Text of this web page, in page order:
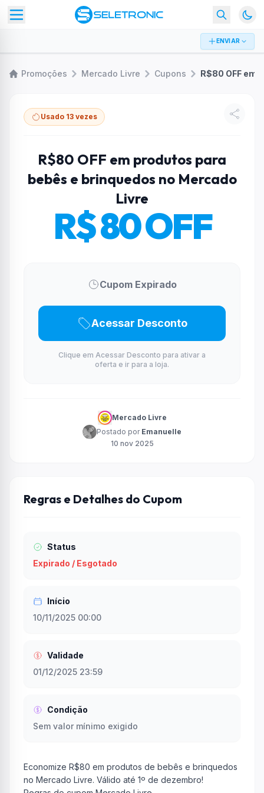
ENVIAR
Promoções Mercado Livre Cupons
Usado 13 vezes
R$80 OFF em produtos para
bebês e brinquedos no Mercado
Livre
R$ 80 OFF
Cupom Expirado
Acessar Desconto
Clique em Acessar Desconto para ativar a
oferta e ir para a loja.
Mercado Livre
Postado por Emanuelle
10 nov 2025
Regras e Detalhes do Cupom
Status
Expirado / Esgotado
Início
10/11/2025 00:00
Validade
01/12/2025 23:59
Condição
Sem valor mínimo exigido
Economize R$80 em produtos de bebês e brinquedos
no Mercado Livre. Válido até 1º de dezembro!